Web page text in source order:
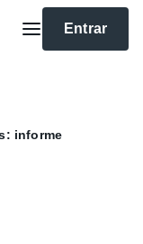
Entrar
informe